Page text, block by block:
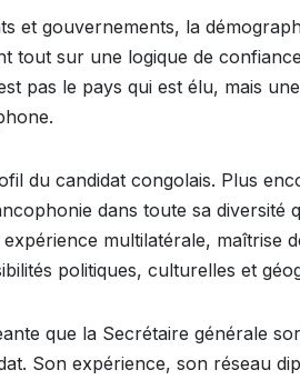
et gouvernements, la
tout sur une logique de
pas le pays qui est élu, mais
du candidat congolais. Plus
dans toute sa diversité
multilatérale, maîtrise
politiques, culturelles et
que la Secrétaire générale
Son expérience, son réseau